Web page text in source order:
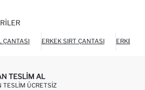
ÇANTASI ERKEK SIRT ÇANTASI ERKEK
TESLIM AL
TESLIM ÜCRETSIZ